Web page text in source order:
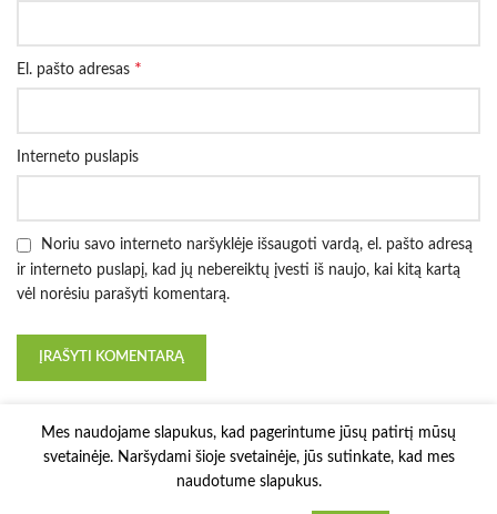
El. pašto adresas *
Interneto puslapis
Noriu savo interneto naršyklėje išsaugoti vardą, el. pašto adresą
ir interneto puslapį, kad jų nebereiktų įvesti iš naujo, kai kitą kartą
vėl norėsiu parašyti komentarą.
Mes naudojame slapukus, kad pagerintume jūsų patirtį mūsų
svetainėje. Naršydami šioje svetainėje, jūs sutinkate, kad mes
naudotume slapukus.